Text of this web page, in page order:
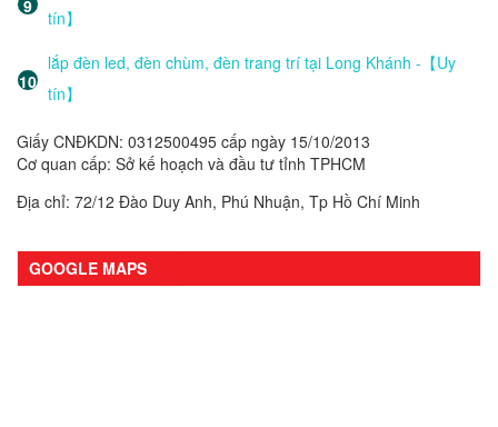
tín】
lắp đèn led, đèn chùm, đèn trang trí tại Long Khánh -【Uy
tín】
Giấy CNĐKDN: 0312500495 cấp ngày 15/10/2013
Cơ quan cấp: Sở kế hoạch và đầu tư tỉnh TPHCM
Địa chỉ: 72/12 Đào Duy Anh, Phú Nhuận, Tp Hồ Chí Minh
GOOGLE MAPS